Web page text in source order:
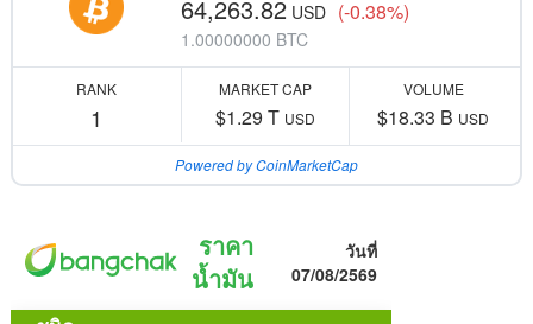
64,263.82 USD (-0.38%)
1.00000000 BTC
RANK
1
MARKET CAP
$1.29 T USD
VOLUME
$18.33 B USD
Powered by CoinMarketCap